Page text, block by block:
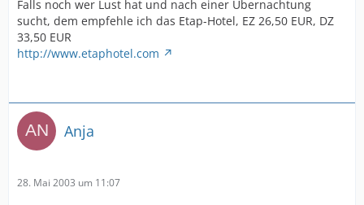
Falls noch wer Lust hat und nach einer Übernachtung
sucht, dem empfehle ich das Etap-Hotel, EZ 26,50 EUR, DZ
33,50 EUR
http://www.etaphotel.com
Anja
28. Mai 2003 um 11:07